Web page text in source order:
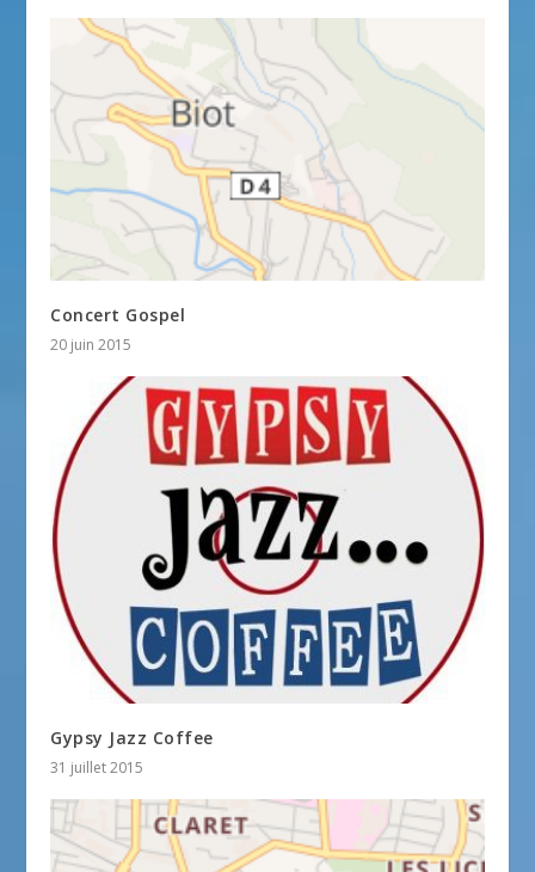
Concert Gospel
20 juin 2015
Gypsy Jazz Coffee
31 juillet 2015